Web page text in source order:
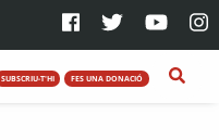
SUBSCRIU-T'HI FES UNA DONACIÓ